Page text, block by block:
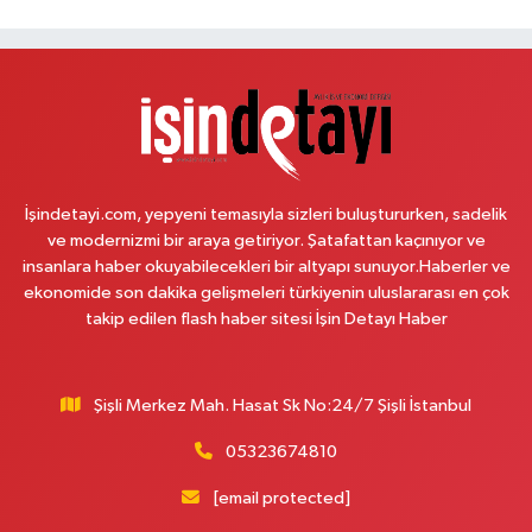
Erenköy Mahallesi Ömerpaşa Sokak 54 A
0 (216) 550 77 77 Yol Tarifi Al
Mimar Sinan Mahallesi Otopark Arkası Sokak 16 B Aktif International
Üsküdar Hastanesi yanı
İşindetayi.com, yepyeni temasıyla sizleri buluştururken, sadelik
ve modernizmi bir araya getiriyor. Şatafattan kaçınıyor ve
insanlara haber okuyabilecekleri bir altyapı sunuyor.Haberler ve
ekonomide son dakika gelişmeleri türkiyenin uluslararası en çok
takip edilen flash haber sitesi İşin Detayı Haber
Şişli Merkez Mah. Hasat Sk No:24/7 Şişli İstanbul
05323674810
[email protected]